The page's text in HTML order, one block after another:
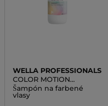
WELLA PROFESSIONALS
COLOR MOTION
SHAMPOO
Šampón na farbené
vlasy